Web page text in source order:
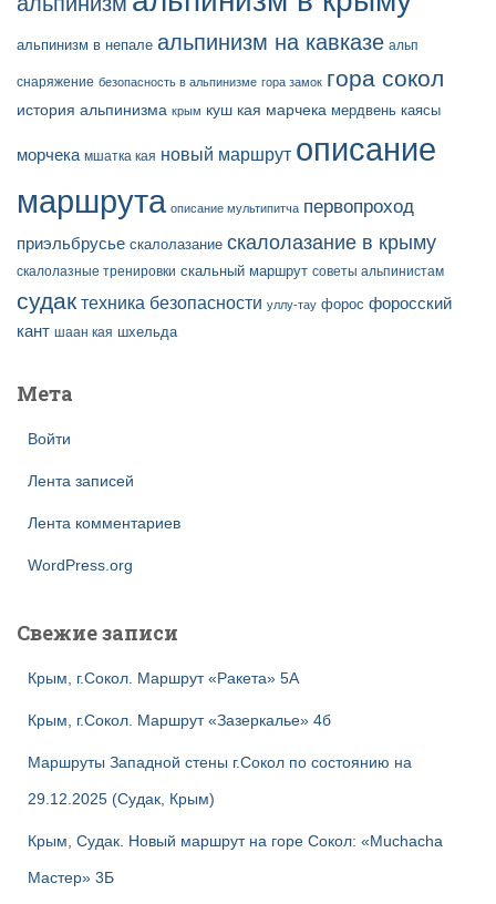
альпинизм в непале альпинизм на кавказе альп
снаряжение безопасность в альпинизме гора замок гора сокол
история альпинизма крым куш кая марчека мердвень каясы
морчека мшатка кая новый маршрут описание
маршрута описание мультипитча первопроход
приэльбрусье скалолазание скалолазание в крыму
скалолазные тренировки скальный маршрут советы альпинистам
судак техника безопасности уллу-тау форос форосский
кант шаан кая шхельда
Мета
Войти
Лента записей
Лента комментариев
WordPress.org
Свежие записи
Крым, г.Сокол. Маршрут «Ракета» 5А
Крым, г.Сокол. Маршрут «Зазеркалье» 4б
Маршруты Западной стены г.Сокол по состоянию на
29.12.2025 (Судак, Крым)
Крым, Судак. Новый маршрут на горе Сокол: «Muchacha
Мастер» 3Б